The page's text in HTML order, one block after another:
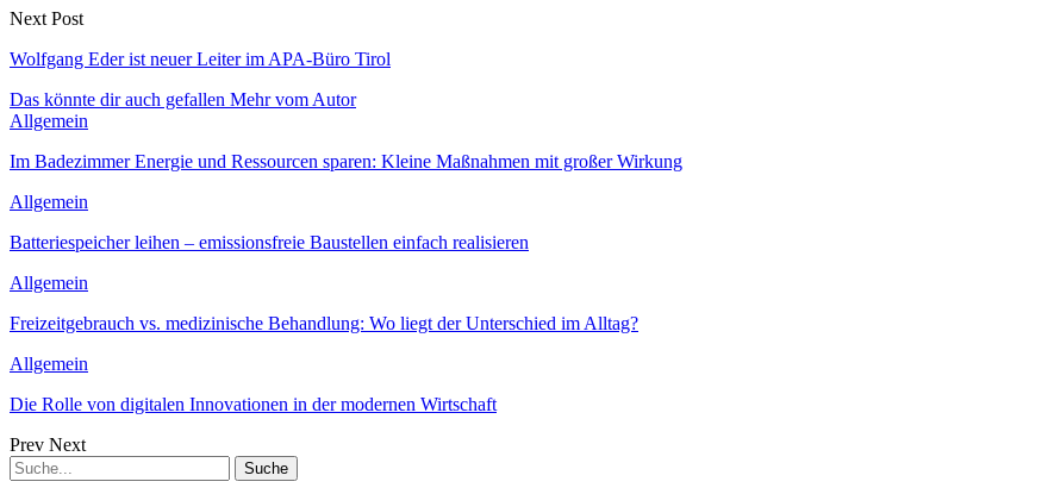
Next Post
Wolfgang Eder ist neuer Leiter im APA-Büro Tirol
Das könnte dir auch gefallen Mehr vom Autor
Allgemein
Im Badezimmer Energie und Ressourcen sparen: Kleine Maßnahmen mit großer Wirkung
Allgemein
Batteriespeicher leihen – emissionsfreie Baustellen einfach realisieren
Allgemein
Freizeitgebrauch vs. medizinische Behandlung: Wo liegt der Unterschied im Alltag?
Allgemein
Die Rolle von digitalen Innovationen in der modernen Wirtschaft
Prev Next